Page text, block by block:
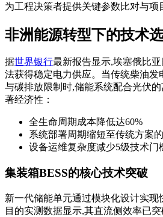
为工程决策者提供关键参数比对与项
非洲能源转型下的技术
据世界银行最新报告显示,埃塞俄比
法获得稳定电力供应。当传统柴油发
与碳排放限制时,储能系统配合光伏
著经济性：
全生命周期成本降低达60%
系统部署周期缩短至传统方案
设备运维复杂度减少5级技术门
集装箱BESS的核心技术突破
新一代储能单元通过模块化设计实现
目的实测数据显示,其直流侧效率已